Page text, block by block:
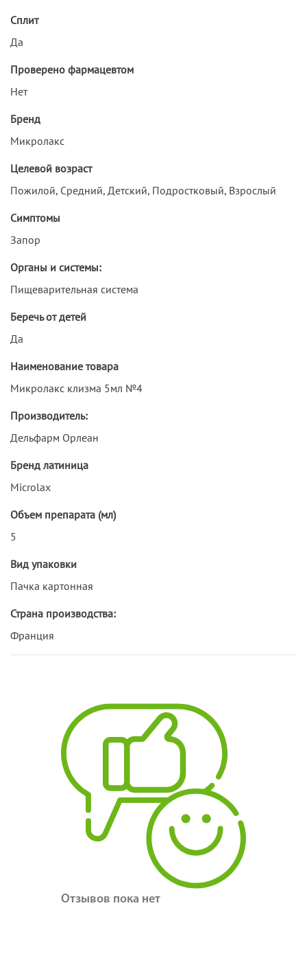
Сплит
Да
Проверено фармацевтом
Нет
Бренд
Микролакс
Целевой возраст
Пожилой, Средний, Детский, Подростковый, Взрослый
Симптомы
Запор
Органы и системы:
Пищеварительная система
Беречь от детей
Да
Наименование товара
Микролакс клизма 5мл №4
Производитель:
Дельфарм Орлеан
Бренд латиница
Microlax
Объем препарата (мл)
5
Вид упаковки
Пачка картонная
Страна производства:
Франция
Отзывов пока нет